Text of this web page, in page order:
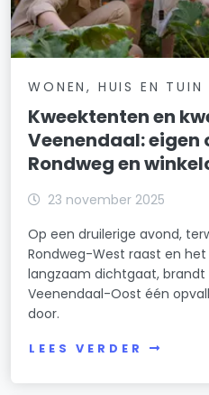
WONEN, HUIS EN TUIN
Kweektenten en
Veenendaal: eigen
Rondweg en
23 november 2025
Op een druilerige avond,
Rondweg-West raast en
langzaam dichtgaat, brandt
Veenendaal-Oost één
door.
LEES VERDER